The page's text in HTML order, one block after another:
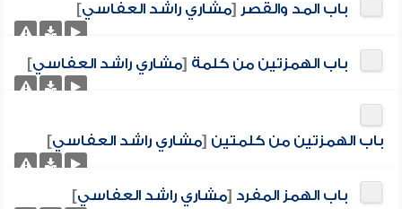
باب المد والقصر [مشاري راشد العفاسي]
باب الهمزتين من كلمة [مشاري راشد العفاسي]
باب الهمزتين من كلمتين [مشاري راشد العفاسي]
باب الهمز المفرد [مشاري راشد العفاسي]